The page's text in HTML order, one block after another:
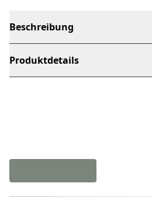
Beschreibung
Produktdetails